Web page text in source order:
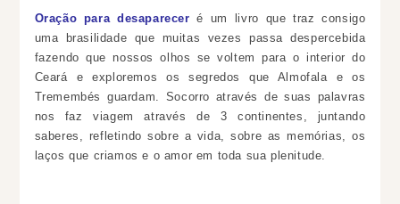
Oração para desaparecer é um livro que traz consigo
uma brasilidade que muitas vezes passa despercebida
fazendo que nossos olhos se voltem para o interior do
Ceará e exploremos os segredos que Almofala e os
Tremembés guardam. Socorro através de suas palavras
nos faz viagem através de 3 continentes, juntando
saberes, refletindo sobre a vida, sobre as memórias, os
laços que criamos e o amor em toda sua plenitude.